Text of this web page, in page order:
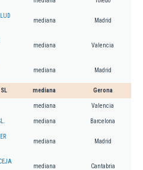
mediana Madrid
mediana Valencia
mediana Madrid
mediana Gerona
mediana Valencia
mediana Barcelona
mediana Madrid
mediana Cantabria